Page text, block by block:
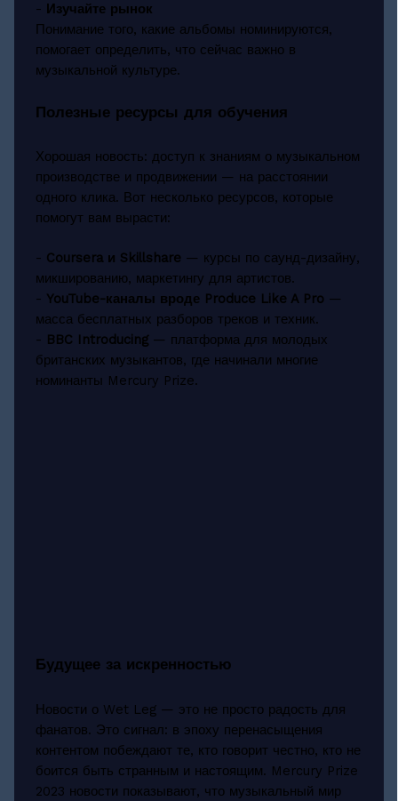
- Изучайте рынок
Понимание того, какие альбомы номинируются,
помогает определить, что сейчас важно в
музыкальной культуре.
Полезные ресурсы для обучения
Хорошая новость: доступ к знаниям о музыкальном
производстве и продвижении — на расстоянии
одного клика. Вот несколько ресурсов, которые
помогут вам вырасти:
- Coursera и Skillshare — курсы по саунд-дизайну,
микшированию, маркетингу для артистов.
- YouTube-каналы вроде Produce Like A Pro —
масса бесплатных разборов треков и техник.
- BBC Introducing— платформа для молодых
британских музыкантов, где начинали многие
номинанты Mercury Prize.
Будущее за искренностью
Новости о Wet Leg — это не просто радость для
фанатов. Это сигнал: в эпоху перенасыщения
контентом побеждают те, кто говорит честно, кто не
боится быть странным и настоящим. Mercury Prize
2023 новости показывают, что музыкальный мир